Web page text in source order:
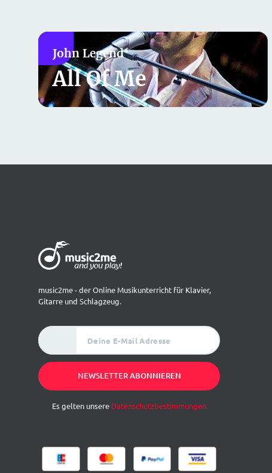
John Legend
All Of Me
music2me - der Online Musikunterricht für Klavier,
Gitarre und Schlagzeug.
Deine E-Mail Adresse
NEWSLETTER ABONNIEREN
Es gelten unsere Datenschutzbestimmungen